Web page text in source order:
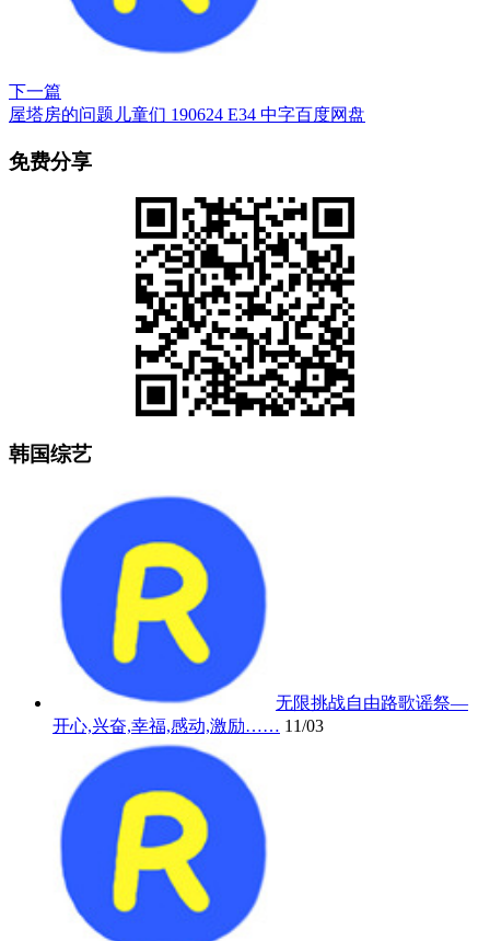
下一篇
屋塔房的问题儿童们 190624 E34 中字百度网盘
免费分享
韩国综艺
无限挑战自由路歌谣祭—
开心,兴奋,幸福,感动,激励…… 11/03